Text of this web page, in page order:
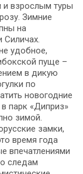
и взрослым туры
Зимние
на
Силичах.
удобное,
пуще –
в дикую
по
новогодние
парк «Диприз»
зимой.
замки,
время года
впечатлениями
следам